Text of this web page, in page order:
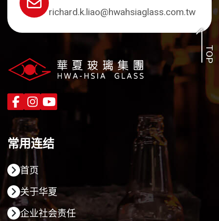
TOP
richard.k.liao@hwahsiaglass.com.tw
常用连结
首页
关于华夏
企业社会责任